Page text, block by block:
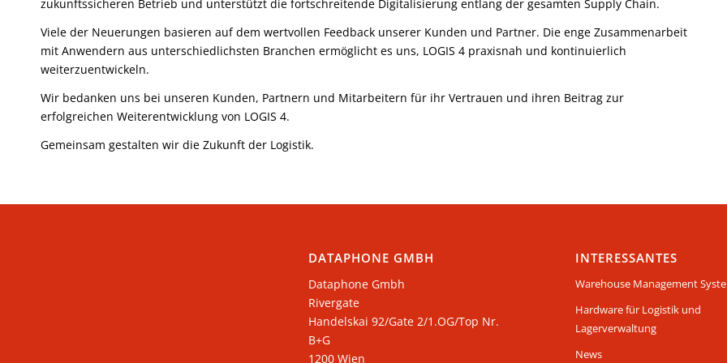
zukunftssicheren Betrieb und unterstützt die fortschreitende Digitalisierung entlang der gesamten Supply Chain.
Viele der Neuerungen basieren auf dem wertvollen Feedback unserer Kunden und Partner. Die enge Zusammenarbeit
mit Anwendern aus unterschiedlichsten Branchen ermöglicht es uns, LOGIS 4 praxisnah und kontinuierlich
weiterzuentwickeln.
Wir bedanken uns bei unseren Kunden, Partnern und Mitarbeitern für ihr Vertrauen und ihren Beitrag zur
erfolgreichen Weiterentwicklung von LOGIS 4.
Gemeinsam gestalten wir die Zukunft der Logistik.
DATAPHONE GMBH
Dataphone Gmbh
Rivergate
​Handelskai 92/Gate 2/1.OG/Top Nr.
B+G
1200 Wien
INTERESSANTES
Warehouse Management
Hardware für Logistik und
Lagerverwaltung
News